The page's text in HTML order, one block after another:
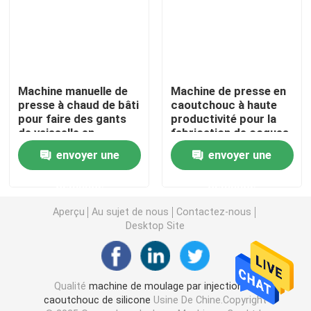
Machine de moulage en caoutchouc hydraulique
Protections de frein faisant la machine
malaxeur en caoutchouc
Découpeuse en caoutchouc automatique
Machine de moulage par injection LSR
Machine manuelle de
presse à chaud de bâti
pour faire des gants
de vaisselle en
caoutchouc de
siliconeenvoyer une
Machine de presse en
caoutchouc à haute
productivité pour la
fabrication de coques
de téléphones mobiles
en siliconeenvoyer une
Aperçu Au sujet de nous
Contactez-nous
Desktop Site
Qualité machine de moulage par injection en
caoutchouc de silicone Usine De Chine.Copyright